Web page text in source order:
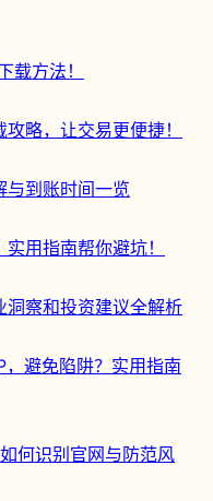
载方法！
略，让交易更便捷！
与到账时间一览
用指南帮你避坑！
洞察和投资建议全解析
避免陷阱？实用指南
何识别官网与防范风